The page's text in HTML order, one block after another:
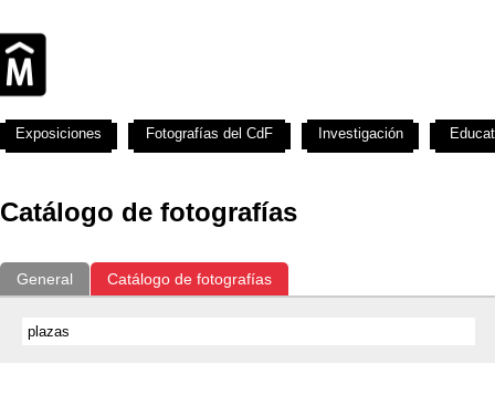
Catálogo de fotografías
General Catálogo de fotografías
Exposiciones Fotografías del CdF Investigación